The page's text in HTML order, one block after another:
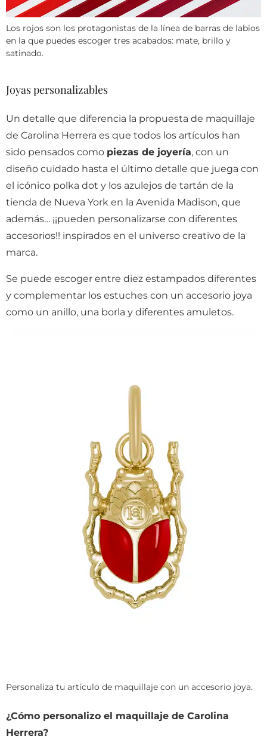
Los rojos son los protagonistas de la línea de barras de labios
en la que puedes escoger tres acabados: mate, brillo y
satinado.
Joyas personalizables
Un detalle que diferencia la propuesta de maquillaje
de Carolina Herrera es que todos los artículos han
sido pensados como piezas de joyería, con un
diseño cuidado hasta el último detalle que juega con
el icónico polka dot y los azulejos de tartán de la
tienda de Nueva York en la Avenida Madison, que
además… ¡¡pueden personalizarse con diferentes
accesorios!! inspirados en el universo creativo de la
marca.
Se puede escoger entre diez estampados diferentes
y complementar los estuches con un accesorio joya
como un anillo, una borla y diferentes amuletos.
Personaliza tu artículo de maquillaje con un accesorio joya.
¿Cómo personalizo el maquillaje de Carolina
Herrera?